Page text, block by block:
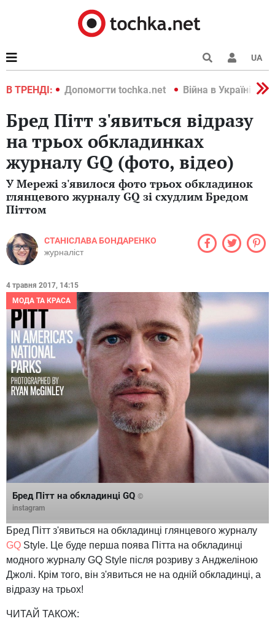
UA
В ТРЕНДІ:
2022 Допомогти tochka.net Війна в Україні 2022
Бред Пітт з'явиться відразу
на трьох обкладинках
журналу GQ (фото, відео)
У Мережі з'явилося фото трьох обкладинок
глянцевого журналу GQ зі схудлим Бредом
Піттом
СТАНІСЛАВА БОНДАРЕНКО
журналіст
4 травня 2017, 14:15
МОДА ТА КРАСА
Бред Пітт на обкладинці GQ ©
instagram
Бред Пітт з'явиться на обкладинці глянцевого журналу
GQ Style. Це буде перша поява Пітта на обкладинці
модного журналу GQ Style після розриву з Анджеліною
Джолі. Крім того, він з'явиться не на одній обкладинці, а
відразу на трьох!
ЧИТАЙ ТАКОЖ: